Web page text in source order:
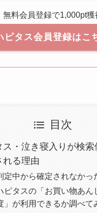
無料会員登録で1,000pt獲
ピタス会員登録はこ
目次
ス・泣き寝入りが検索
れる理由
定中から確定されなかっ
ピタスの「お買い物あん
」が利用できるか調べて